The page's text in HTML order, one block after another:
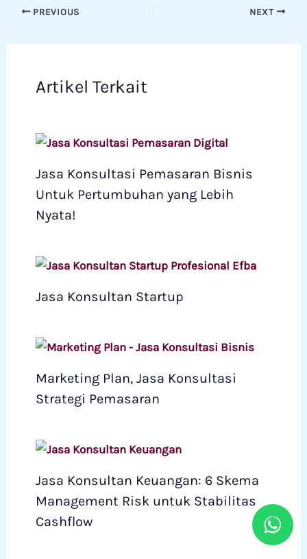
PREVIOUS NEXT
Artikel Terkait
Jasa Konsultasi Pemasaran Bisnis
Untuk Pertumbuhan yang Lebih
Nyata!
Jasa Konsultan Startup
Marketing Plan, Jasa Konsultasi
Strategi Pemasaran
Jasa Konsultan Keuangan: 6 Skema
Management Risk untuk Stabilitas
Cashflow